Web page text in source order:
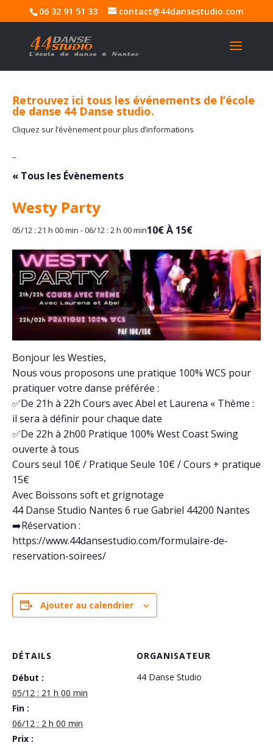
06 32 91 51 33 contact@44dansestudio.com
Retrouvez ici tous les événements de l’école
de danse 44 Danse studio.
Cliquez sur l’évènement pour plus d’informations
–
« Tous les Évènements
Westy Party
05/12 : 21 h 00 min -06/12 : 2 h 00 min10€ À 15€
Bonjour les Westies,
Nous vous proposons une pratique 100% WCS pour
pratiquer votre danse préférée :
✅De 21h à 22h Cours avec Abel et Laurena « Thème :
il sera à définir pour chaque date
✅De 22h à 2h00 Pratique 100% West Coast Swing
ouverte à tous
Cours seul 10€ / Pratique Seule 10€ / Cours + pratique
15€
Avec Boissons soft et grignotage
44 Danse Studio Nantes 6 rue Gabriel 44200 Nantes
➡️Réservation :
https://www.44dansestudio.com/formulaire-de-
reservation-soirees/
Ajouter au calendrier
DÉTAILS
Début :
05/12 : 21 h 00 min
Fin :
06/12 : 2 h 00 min
Prix :
ORGANISATEUR
44 Danse Studio